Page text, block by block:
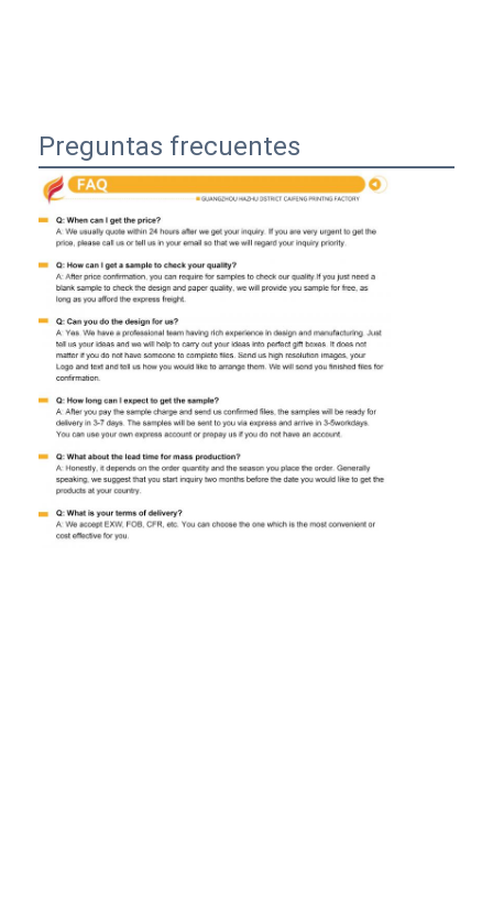
Preguntas frecuentes